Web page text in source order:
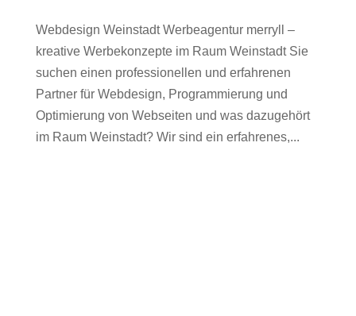
Webdesign Weinstadt Werbeagentur merryll –
kreative Werbekonzepte im Raum Weinstadt Sie
suchen einen professionellen und erfahrenen
Partner für Webdesign, Programmierung und
Optimierung von Webseiten und was dazugehört
im Raum Weinstadt? Wir sind ein erfahrenes,...